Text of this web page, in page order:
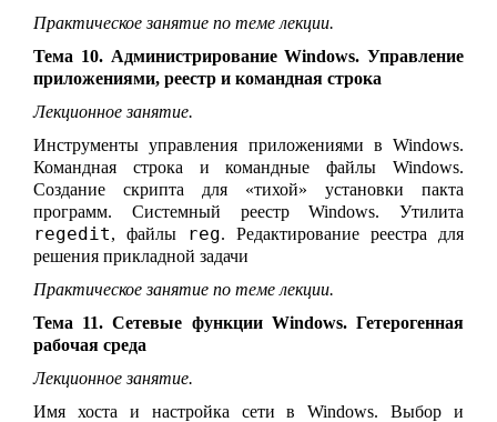
Практическое занятие по теме лекции.
Тема 10. Администрирование Windows. Управление
приложениями, реестр и командная строка
Лекционное занятие.
Инструменты управления приложениями в Windows.
Командная строка и командные файлы Windows.
Создание скрипта для «тихой» установки пакта
программ. Системный реестр Windows. Утилита
regedit, файлы reg. Редактирование реестра для
решения прикладной задачи
Практическое занятие по теме лекции.
Тема 11. Сетевые функции Windows. Гетерогенная
рабочая среда
Лекционное занятие.
Имя хоста и настройка сети в Windows. Выбор и